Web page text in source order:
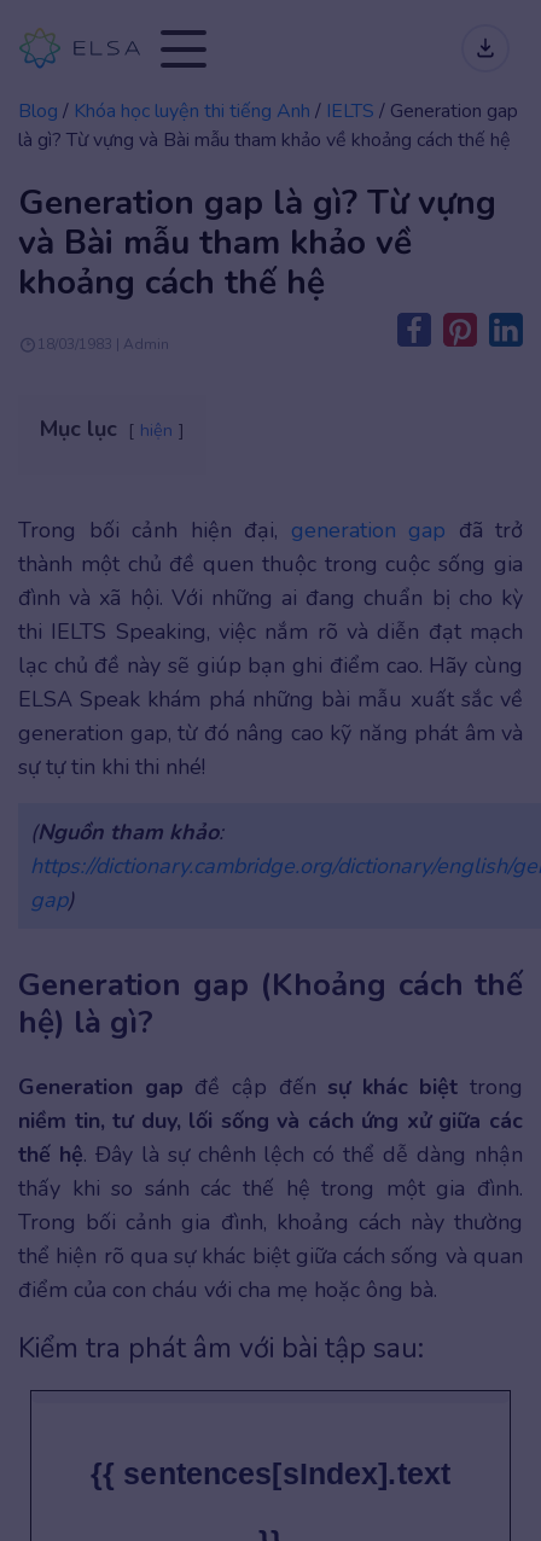
Blog / Khóa học luyện thi tiếng Anh / IELTS / Generation gap
là gì? Từ vựng và Bài mẫu tham khảo về khoảng cách thế hệ
Generation gap là gì? Từ vựng
và Bài mẫu tham khảo về
khoảng cách thế hệ
18/03/1983 | Admin
Mục lục hiện
Trong bối cảnh hiện đại, generation gap đã trở
thành một chủ đề quen thuộc trong cuộc sống gia
đình và xã hội. Với những ai đang chuẩn bị cho kỳ
thi IELTS Speaking, việc nắm rõ và diễn đạt mạch
lạc chủ đề này sẽ giúp bạn ghi điểm cao. Hãy cùng
ELSA Speak khám phá những bài mẫu xuất sắc về
generation gap, từ đó nâng cao kỹ năng phát âm và
sự tự tin khi thi nhé!
(Nguồn tham khảo:
https://dictionary.cambridge.org/dictionary/english/
gap)
Generation gap (Khoảng cách thế
hệ) là gì?
Generation gap đề cập đến sự khác biệt trong
niềm tin, tư duy, lối sống và cách ứng xử giữa các
thế hệ. Đây là sự chênh lệch có thể dễ dàng nhận
thấy khi so sánh các thế hệ trong một gia đình.
Trong bối cảnh gia đình, khoảng cách này thường
thể hiện rõ qua sự khác biệt giữa cách sống và quan
điểm của con cháu với cha mẹ hoặc ông bà.
Kiểm tra phát âm với bài tập sau:
{{ sentences[sIndex].text